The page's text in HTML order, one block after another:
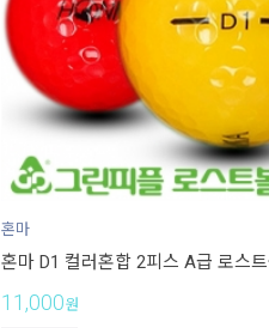
혼마
혼마 D1 컬러혼합 2피스 A급 로스
11,000원